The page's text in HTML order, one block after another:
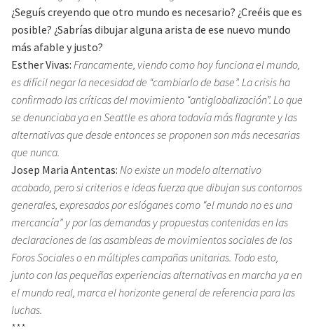
¿Seguís creyendo que otro mundo es necesario? ¿Creéis que es
posible? ¿Sabrías dibujar alguna arista de ese nuevo mundo
más afable y justo?
Esther Vivas: Francamente, viendo como hoy funciona el mundo,
es difícil negar la necesidad de “cambiarlo de base”. La crisis ha
confirmado las críticas del movimiento “antiglobalización”. Lo que
se denunciaba ya en Seattle es ahora todavía más flagrante y las
alternativas que desde entonces se proponen son más necesarias
que nunca.
Josep Maria Antentas: No existe un modelo alternativo
acabado, pero si criterios e ideas fuerza que dibujan sus contornos
generales, expresados por eslóganes como “el mundo no es una
mercancía” y por las demandas y propuestas contenidas en las
declaraciones de las asambleas de movimientos sociales de los
Foros Sociales o en múltiples campañas unitarias. Todo esto,
junto con las pequeñas experiencias alternativas en marcha ya en
el mundo real, marca el horizonte general de referencia para las
luchas.
***